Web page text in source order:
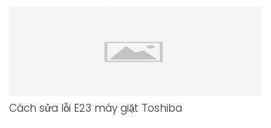
Cách sửa lỗi E23 máy giặt Toshiba